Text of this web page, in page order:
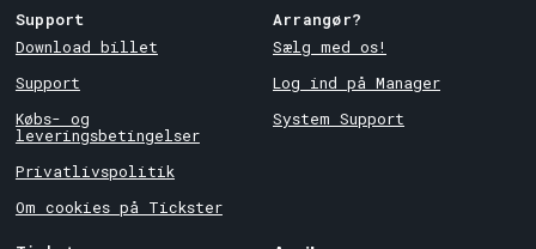
Support
Download billet
Support
Købs- og
leveringsbetingelser
Privatlivspolitik
Om cookies på Tickster
Arrangør?
Sælg med os!
Log ind på Manager
System Support